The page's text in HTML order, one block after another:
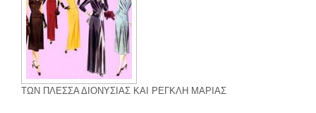
ΤΩΝ ΠΛΕΣΣΑ ΔΙΟΝΥΣΙΑΣ ΚΑΙ ΡΕΓΚΛΗ ΜΑΡΙΑΣ